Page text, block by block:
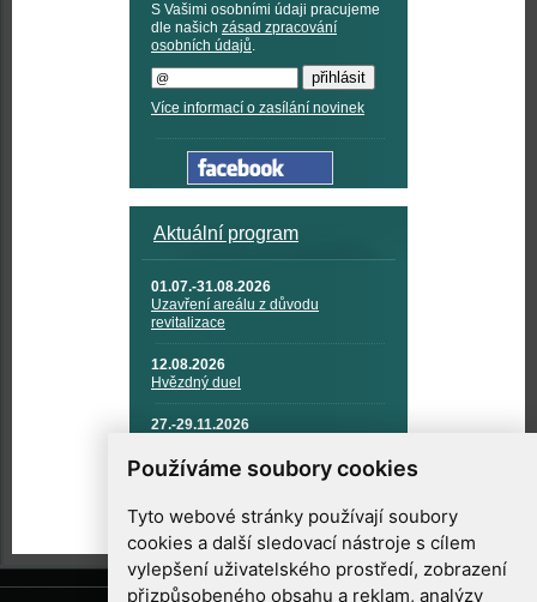
Používáme soubory cookies
Tyto webové stránky používají soubory
cookies a další sledovací nástroje s cílem
vylepšení uživatelského prostředí, zobrazení
přizpůsobeného obsahu a reklam, analýzy
S Vašimi osobními údaji pracujeme
dle našich zásad zpracování
osobních údajů.
Více informací o zasílání novinek
Aktuální program
01.07.-31.08.2026
Uzavření areálu z důvodu
revitalizace
12.08.2026
Hvězdný duel
27.-29.11.2026
TECHNIKA A KOSMICKÉ
TECHNOLOGIE